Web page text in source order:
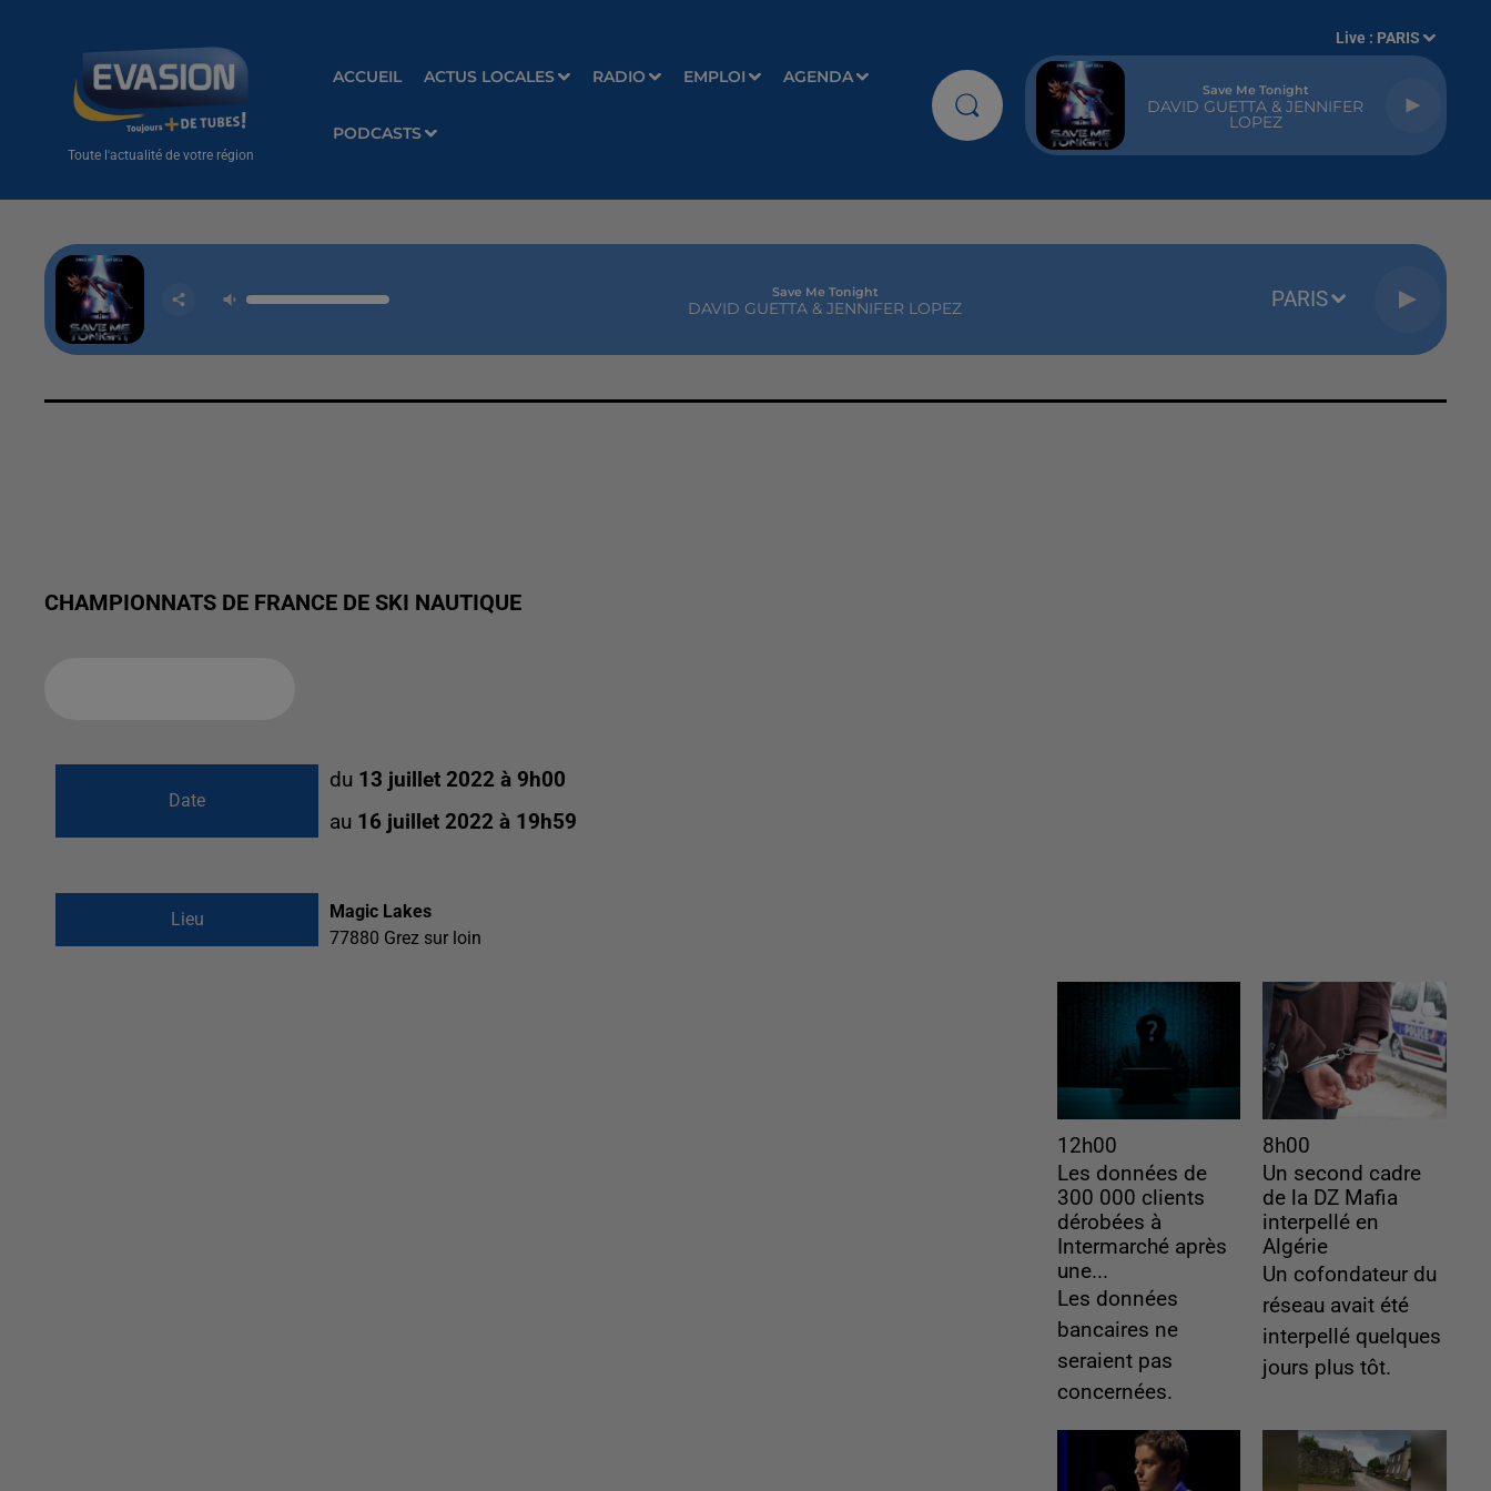
Toute l'actualité de votre région
ACCUEIL ACTUS LOCALES RADIO EMPLOI AGENDA
PODCASTS
Live : PARIS
Save Me Tonight
DAVID GUETTA & JENNIFER
LOPEZ
Save Me Tonight
DAVID GUETTA & JENNIFER LOPEZ PARIS
CHAMPIONNATS DE FRANCE DE SKI NAUTIQUE
Date
du 13 juillet 2022 à 9h00
au 16 juillet 2022 à 19h59
Lieu
Magic Lakes
77880 Grez sur loin
12h00
Les données de
300 000 clients
dérobées à
Intermarché après
une...
Les données
bancaires ne
seraient pas
concernées.
8h00
Un second cadre
de la DZ Mafia
interpellé en
Algérie
Un cofondateur du
réseau avait été
interpellé quelques
jours plus tôt.